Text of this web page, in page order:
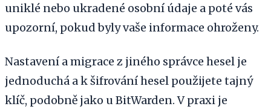
uniklé nebo ukradené osobní údaje a poté vás
upozorní, pokud byly vaše informace ohroženy.
Nastavení a migrace z jiného správce hesel je
jednoduchá a k šifrování hesel použijete tajný
klíč, podobně jako u BitWarden. V praxi je